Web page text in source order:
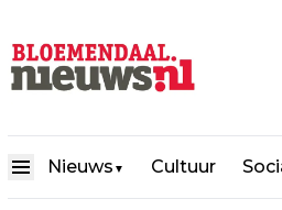
Nieuws ▼ Cultuur